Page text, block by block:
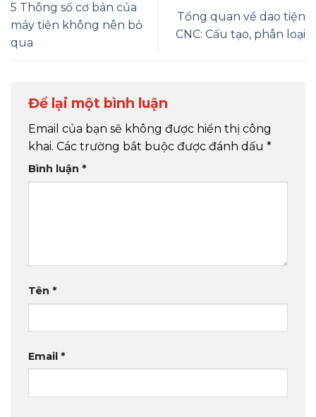
5 Thông số cơ bản của
máy tiện không nên bỏ
qua
Tổng quan về dao tiện
CNC: Cấu tạo, phân loại
Để lại một bình luận
Email của bạn sẽ không được hiển thị công
khai. Các trường bắt buộc được đánh dấu *
Bình luận *
Tên *
Email *